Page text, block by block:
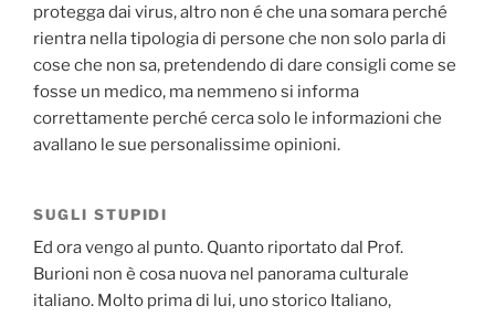
protegga dai virus, altro non é che una somara perché
rientra nella tipologia di persone che non solo parla di
cose che non sa, pretendendo di dare consigli come se
fosse un medico, ma nemmeno si informa
correttamente perché cerca solo le informazioni che
avallano le sue personalissime opinioni.
SUGLI STUPIDI
Ed ora vengo al punto. Quanto riportato dal Prof.
Burioni non è cosa nuova nel panorama culturale
italiano. Molto prima di lui, uno storico Italiano,